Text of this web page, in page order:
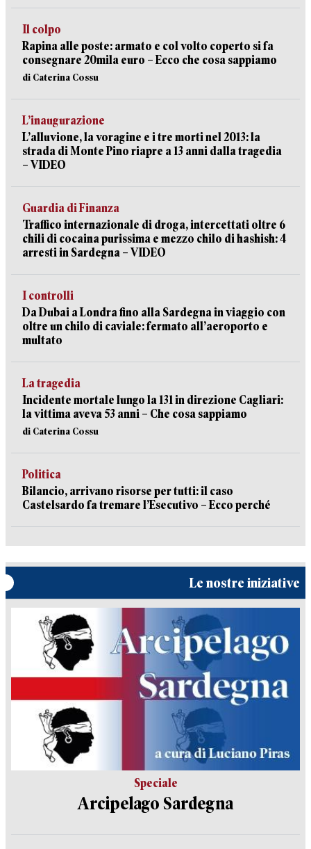
Il colpo
Rapina alle poste: armato e col volto coperto si fa
consegnare 20mila euro – Ecco che cosa sappiamo
di Caterina Cossu
L’inaugurazione
L’alluvione, la voragine e i tre morti nel 2013: la
strada di Monte Pino riapre a 13 anni dalla tragedia
– VIDEO
Guardia di Finanza
Traffico internazionale di droga, intercettati oltre 6
chili di cocaina purissima e mezzo chilo di hashish: 4
arresti in Sardegna – VIDEO
I controlli
Da Dubai a Londra fino alla Sardegna in viaggio con
oltre un chilo di caviale: fermato all’aeroporto e
multato
La tragedia
Incidente mortale lungo la 131 in direzione Cagliari:
la vittima aveva 53 anni – Che cosa sappiamo
di Caterina Cossu
Politica
Bilancio, arrivano risorse per tutti: il caso
Castelsardo fa tremare l’Esecutivo – Ecco perché
Le nostre iniziative
Speciale
Arcipelago Sardegna